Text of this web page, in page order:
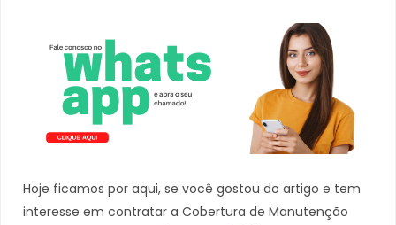
Hoje ficamos por aqui, se você gostou do artigo e tem
interesse em contratar a Cobertura de Manutenção